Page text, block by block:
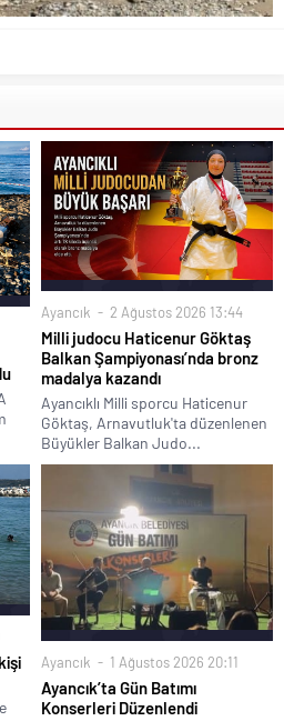
Ayancık 2 Ağustos 2026 13:44
Milli judocu Haticenur Göktaş
Balkan Şampiyonası’nda bronz
madalya kazandı
Ayancıklı Milli sporcu Haticenur
Göktaş, Arnavutluk'ta düzenlenen
Büyükler Balkan Judo...
Ayancık 1 Ağustos 2026 20:11
Ayancık’ta Gün Batımı
Konserleri Düzenlendi